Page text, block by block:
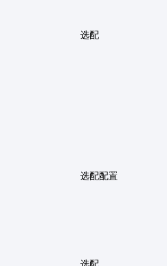
选配
选配配置
选配